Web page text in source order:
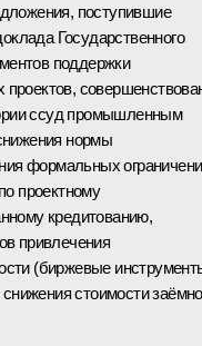
поступившие
Государственного
поддержки
ссуд промышленным
нормы
формальных
проектному
кредитованию,
привлечения
(биржевые
снижения стоимости